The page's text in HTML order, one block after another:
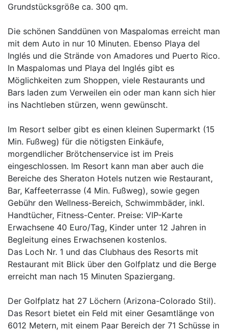
Grundstücksgröße ca. 300 qm.
Die schönen Sanddünen von Maspalomas erreicht man
mit dem Auto in nur 10 Minuten. Ebenso Playa del
Inglés und die Strände von Amadores und Puerto Rico.
In Maspalomas und Playa del Inglés gibt es
Möglichkeiten zum Shoppen, viele Restaurants und
Bars laden zum Verweilen ein oder man kann sich hier
ins Nachtleben stürzen, wenn gewünscht.
Im Resort selber gibt es einen kleinen Supermarkt (15
Min. Fußweg) für die nötigsten Einkäufe,
morgendlicher Brötchenservice ist im Preis
eingeschlossen. Im Resort kann man aber auch die
Bereiche des Sheraton Hotels nutzen wie Restaurant,
Bar, Kaffeeterrasse (4 Min. Fußweg), sowie gegen
Gebühr den Wellness-Bereich, Schwimmbäder, inkl.
Handtücher, Fitness-Center. Preise: VIP-Karte
Erwachsene 40 Euro/Tag, Kinder unter 12 Jahren in
Begleitung eines Erwachsenen kostenlos.
Das Loch Nr. 1 und das Clubhaus des Resorts mit
Restaurant mit Blick über den Golfplatz und die Berge
erreicht man nach 15 Minuten Spaziergang.
Der Golfplatz hat 27 Löchern (Arizona-Colorado Stil).
Das Resort bietet ein Feld mit einer Gesamtlänge von
6012 Metern, mit einem Paar Bereich der 71 Schüsse in